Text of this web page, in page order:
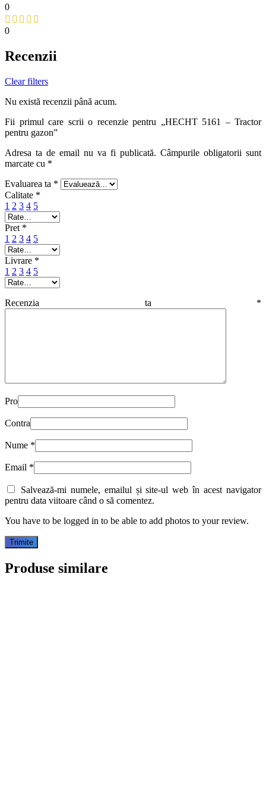
0
0
Recenzii
Clear filters
Nu există recenzii până acum.
Fii primul care scrii o recenzie pentru „HECHT 5161 – Tractor
pentru gazon”
Adresa ta de email nu va fi publicată. Câmpurile obligatorii sunt
marcate cu *
Evaluarea ta *
Calitate *
1 2 3 4 5
Pret *
1 2 3 4 5
Livrare *
1 2 3 4 5
Recenzia ta *
Pro
Contra
Nume *
Email *
Salvează-mi numele, emailul și site-ul web în acest navigator
pentru data viitoare când o să comentez.
You have to be logged in to be able to add photos to your review.
Produse similare